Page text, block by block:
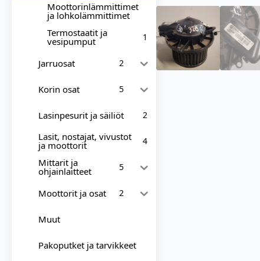
Moottorinlämmittimet
ja lohkolämmittimet
Termostaatit ja
vesipumput 1
Jarruosat 2
Korin osat 5
Lasinpesurit ja säiliöt 2
Lasit, nostajat, vivustot
ja moottorit 4
Mittarit ja
ohjainlaitteet 5
Moottorit ja osat 2
Muut
Pakoputket ja tarvikkeet